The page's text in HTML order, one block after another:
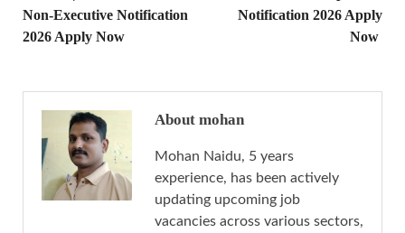
Non-Executive Notification
2026 Apply Now
Notification 2026 Apply
Now
About mohan
Mohan Naidu, 5 years
experience, has been actively
updating upcoming job
vacancies across various sectors,